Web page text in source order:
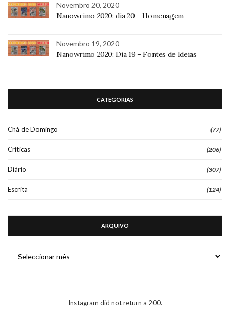
Novembro 20, 2020
Nanowrimo 2020: dia 20 – Homenagem
Novembro 19, 2020
Nanowrimo 2020: Dia 19 – Fontes de Ideias
CATEGORIAS
Chá de Domingo (77)
Críticas (206)
Diário (307)
Escrita (124)
ARQUIVO
Instagram did not return a 200.